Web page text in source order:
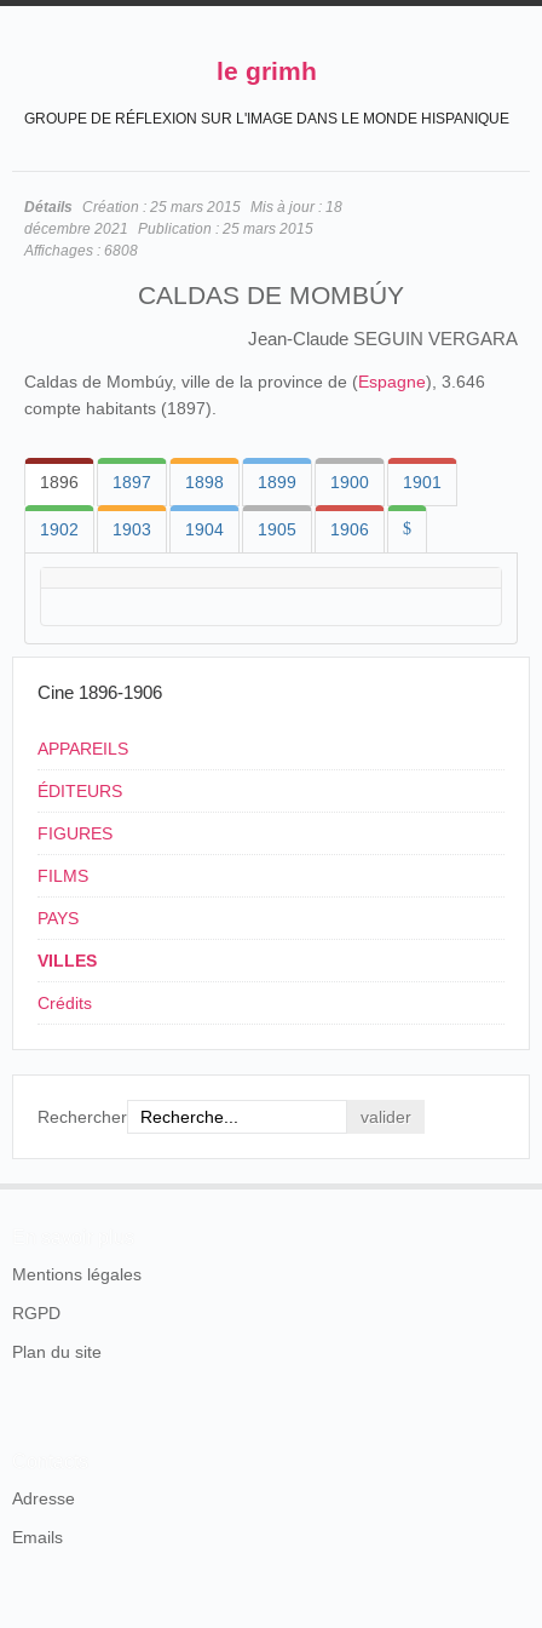
le grimh
GROUPE DE RÉFLEXION SUR L'IMAGE DANS LE MONDE HISPANIQUE
Détails Création : 25 mars 2015 Mis à jour : 18
décembre 2021
Publication : 25 mars 2015
Affichages : 6808
CALDAS DE MOMBÚY
Jean-Claude SEGUIN VERGARA
Caldas de Mombúy, ville de la province de (Espagne), 3.646
compte habitants (1897).
1896 1897 1898 1899 1900 1901
1902 1903 1904 1905 1906 $
Cine 1896-1906
APPAREILS
ÉDITEURS
FIGURES
FILMS
PAYS
VILLES
Crédits
Rechercher
Mentions légales
RGPD
Plan du site
Adresse
Emails